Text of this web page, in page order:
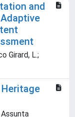
and
Girard, L.;